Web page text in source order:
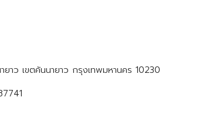
าว เขตคันนายาว กรุงเทพมหานคร 10230